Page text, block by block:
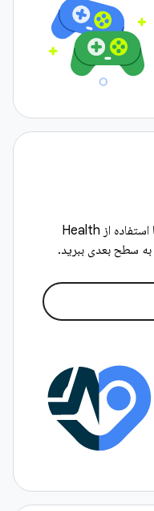
برنامه سلامت و تناسب اندام خود را با استفاده از Health